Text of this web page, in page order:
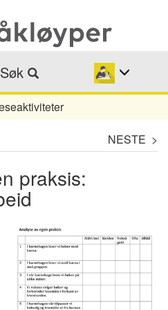
Søk
NESTE >
praksis:
Image